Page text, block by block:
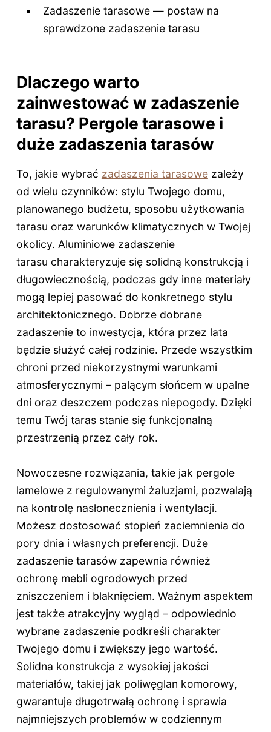
Zadaszenie tarasowe — postaw na
sprawdzone zadaszenie tarasu
Dlaczego warto
zainwestować w zadaszenie
tarasu? Pergole tarasowe i
duże zadaszenia tarasów
To, jakie wybrać zadaszenia tarasowezależy
od wielu czynników: stylu Twojego domu,
planowanego budżetu, sposobu użytkowania
tarasu oraz warunków klimatycznych w Twojej
okolicy. Aluminiowe zadaszenie
tarasu charakteryzuje się solidną konstrukcją i
długowiecznością, podczas gdy inne materiały
mogą lepiej pasować do konkretnego stylu
architektonicznego. Dobrze dobrane
zadaszenie to inwestycja, która przez lata
będzie służyć całej rodzinie. Przede wszystkim
chroni przed niekorzystnymi warunkami
atmosferycznymi – palącym słońcem w upalne
dni oraz deszczem podczas niepogody. Dzięki
temu Twój taras stanie się funkcjonalną
przestrzenią przez cały rok.
Nowoczesne rozwiązania, takie jak pergole
lamelowe z regulowanymi żaluzjami, pozwalają
na kontrolę nasłonecznienia i wentylacji.
Możesz dostosować stopień zaciemnienia do
pory dnia i własnych preferencji. Duże
zadaszenie tarasów zapewnia również
ochronę mebli ogrodowych przed
zniszczeniem i blaknięciem. Ważnym aspektem
jest także atrakcyjny wygląd – odpowiednio
wybrane zadaszenie podkreśli charakter
Twojego domu i zwiększy jego wartość.
Solidna konstrukcja z wysokiej jakości
materiałów, takiej jak poliwęglan komorowy,
gwarantuje długotrwałą ochronę i sprawia
najmniejszych problemów w codziennym